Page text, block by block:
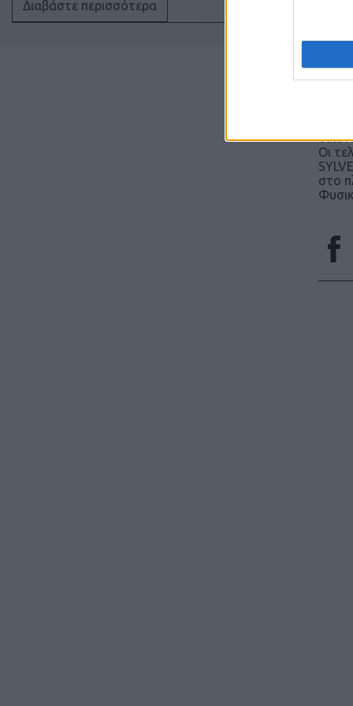
Διαβάστε περισσότερα
Για
τα 12
Οι
στο